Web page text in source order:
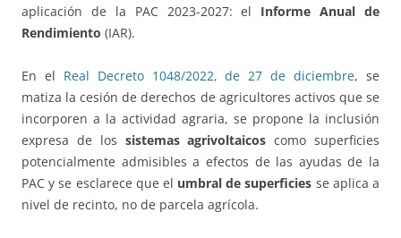
aplicación de la PAC 2023-2027: el Informe Anual de
Rendimiento (IAR).
En el Real Decreto 1048/2022, de 27 de diciembre, se
matiza la cesión de derechos de agricultores activos que se
incorporen a la actividad agraria, se propone la inclusión
expresa de los sistemas agrivoltaicos como superficies
potencialmente admisibles a efectos de las ayudas de la
PAC y se esclarece que el umbral de superficies se aplica a
nivel de recinto, no de parcela agrícola.